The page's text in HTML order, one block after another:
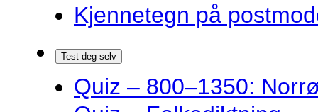
Kjennetegn på
Test deg selv
Quiz – 800–1350: